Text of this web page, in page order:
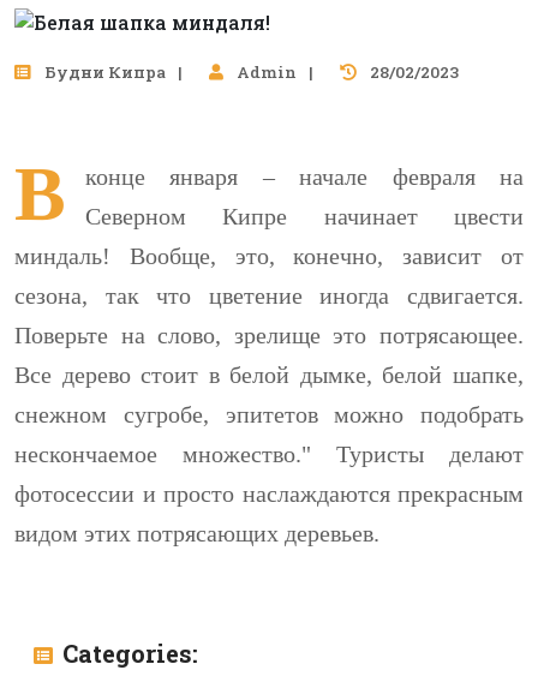
Будни Кипра Admin 28/02/2023
В
конце января – начале февраля на
Северном Кипре начинает цвести
миндаль! Вообще, это, конечно, зависит от
сезона, так что цветение иногда сдвигается.
Поверьте на слово, зрелище это потрясающее.
Все дерево стоит в белой дымке, белой шапке,
снежном сугробе, эпитетов можно подобрать
нескончаемое множество." Туристы делают
фотосессии и просто наслаждаются прекрасным
видом этих потрясающих деревьев.
Categories: